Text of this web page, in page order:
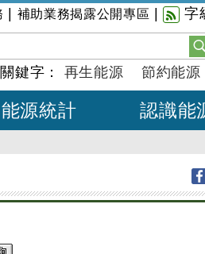
補助業務揭露公開專區 字
鍵字： 再生能源 節約能源
能源統計 認識能